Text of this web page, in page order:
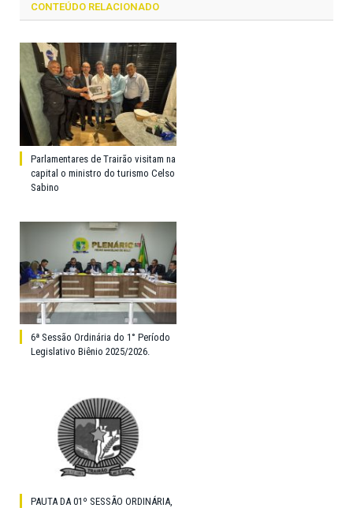
CONTEÚDO RELACIONADO
Parlamentares de Trairão visitam na
capital o ministro do turismo Celso
Sabino
6ª Sessão Ordinária do 1° Período
Legislativo Biênio 2025/2026.
PAUTA DA 01º SESSÃO ORDINÁRIA,